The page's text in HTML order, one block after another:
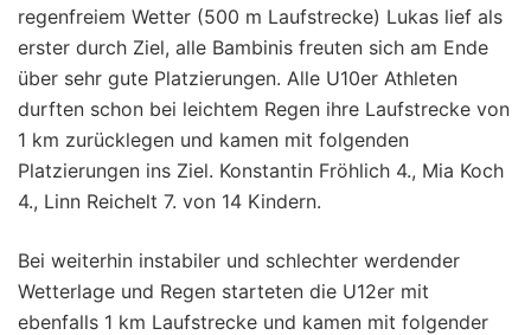
regenfreiem Wetter (500 m Laufstrecke) Lukas lief als
erster durch Ziel, alle Bambinis freuten sich am Ende
über sehr gute Platzierungen. Alle U10er Athleten
durften schon bei leichtem Regen ihre Laufstrecke von
1 km zurücklegen und kamen mit folgenden
Platzierungen ins Ziel. Konstantin Fröhlich 4., Mia Koch
4., Linn Reichelt 7. von 14 Kindern.
Bei weiterhin instabiler und schlechter werdender
Wetterlage und Regen starteten die U12er mit
ebenfalls 1 km Laufstrecke und kamen mit folgender